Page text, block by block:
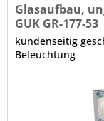
Glasaufbau,
GUK GR-177-53
kundenseitig
Beleuchtung